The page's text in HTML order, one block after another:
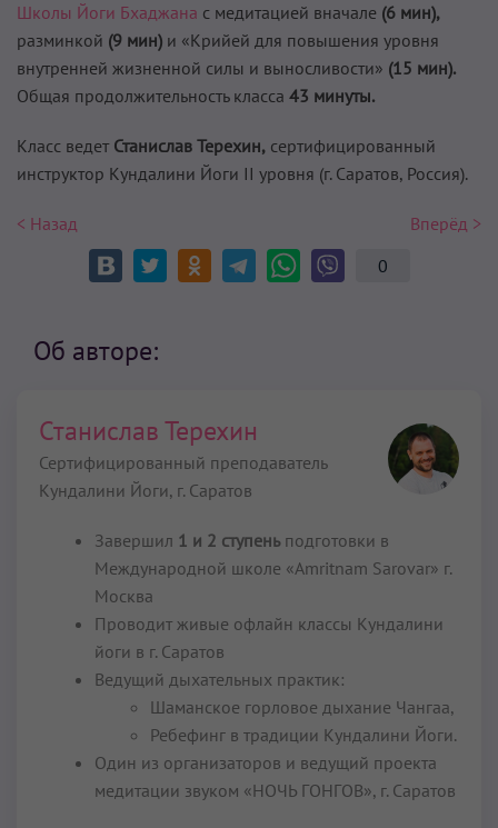
Школы Йоги Бхаджана с медитацией вначале (6 мин),
разминкой (9 мин) и «Крийей для повышения уровня
внутренней жизненной силы и выносливости» (15 мин).
Общая продолжительность класса 43 минуты.
Класс ведет Станислав Терехин, сертифицированный
инструктор Кундалини Йоги II уровня (г. Саратов, Россия).
< Назад
Вперёд >
0
Об авторе:
Станислав Терехин
Сертифицированный преподаватель
Кундалини Йоги, г. Саратов
Завершил 1 и 2 ступеньподготовки в
Международной школе «Amritnam Sarovar» г.
Москва
Проводит живые офлайн классы Кундалини
йоги в г. Саратов
Ведущий дыхательных практик:
Шаманское горловое дыхание Чангаа,
Ребефинг в традиции Кундалини Йоги.
Один из организаторов и ведущий проекта
медитации звуком «НОЧЬ ГОНГОВ», г. Саратов